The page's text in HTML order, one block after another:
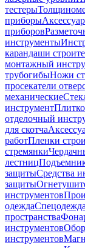
тестеры
приборы
приборов
инструменты
карандаши
монтажный
трубогибыНожи
просекатели
механические
инструмент
отделочный
для скотча
работПленки
стремянки
лестниц
защитыСредства
защиты
инструментов
одеждаСпецодежда
пространства
инструментов
инструментов